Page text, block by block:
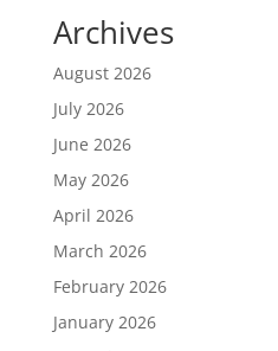
Archives
August 2026
July 2026
June 2026
May 2026
April 2026
March 2026
February 2026
January 2026